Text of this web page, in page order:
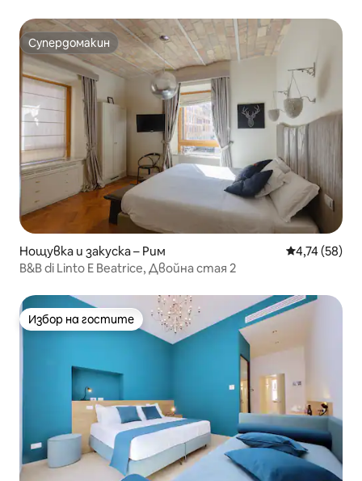
Супердомакин
Супердомакин
Нощувка и закуска – Рим Средна
4,74 (58)
B&B di Linto E Beatrice, Двойна стая 2
Избор на гостите
Избор на гостите